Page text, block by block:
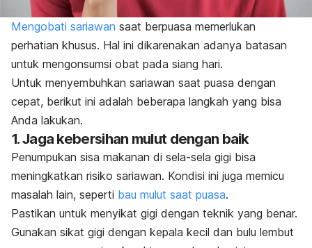
Mengobati sariawan saat berpuasa memerlukan
perhatian khusus. Hal ini dikarenakan adanya batasan
untuk mengonsumsi obat pada siang hari.
Untuk menyembuhkan sariawan saat puasa dengan
cepat, berikut ini adalah beberapa langkah yang bisa
Anda lakukan.
1. Jaga kebersihan mulut dengan baik
Penumpukan sisa makanan di sela-sela gigi bisa
meningkatkan risiko sariawan. Kondisi ini juga memicu
masalah lain, seperti bau mulut saat puasa.
Pastikan untuk menyikat gigi dengan teknik yang benar.
Gunakan sikat gigi dengan kepala kecil dan bulu lembut